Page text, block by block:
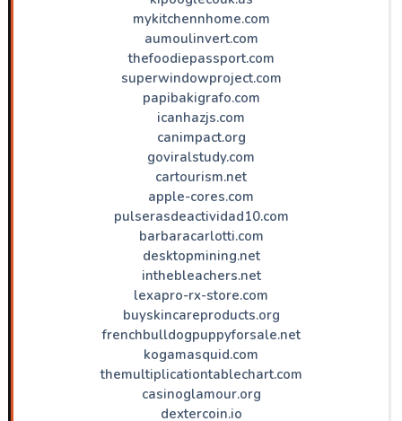
mykitchennhome.com
aumoulinvert.com
thefoodiepassport.com
superwindowproject.com
papibakigrafo.com
icanhazjs.com
canimpact.org
goviralstudy.com
cartourism.net
apple-cores.com
pulserasdeactividad10.com
barbaracarlotti.com
desktopmining.net
inthebleachers.net
lexapro-rx-store.com
buyskincareproducts.org
frenchbulldogpuppyforsale.net
kogamasquid.com
themultiplicationtablechart.com
casinoglamour.org
dextercoin.io